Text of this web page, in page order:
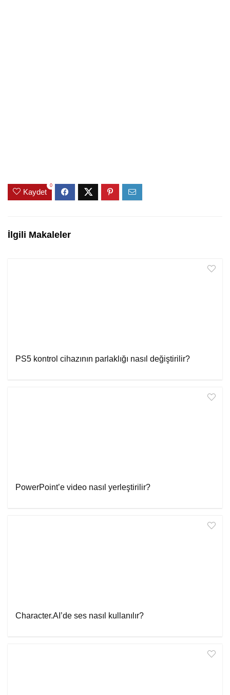
Kaydet
0
İlgili Makaleler
PS5 kontrol cihazının parlaklığı nasıl değiştirilir?
PowerPoint’e video nasıl yerleştirilir?
Character.AI’de ses nasıl kullanılır?